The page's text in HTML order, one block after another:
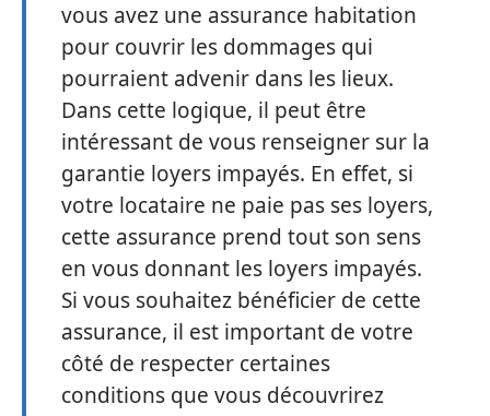
vous avez une assurance habitation
pour couvrir les dommages qui
pourraient advenir dans les lieux.
Dans cette logique, il peut être
intéressant de vous renseigner sur la
garantie loyers impayés. En effet, si
votre locataire ne paie pas ses loyers,
cette assurance prend tout son sens
en vous donnant les loyers impayés.
Si vous souhaitez bénéficier de cette
assurance, il est important de votre
côté de respecter certaines
conditions que vous découvrirez